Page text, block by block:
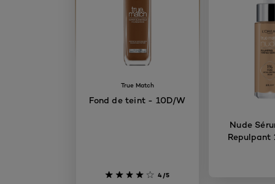
True Match
Fond de teint - 10D/W
4/5
Nude
Repulpant